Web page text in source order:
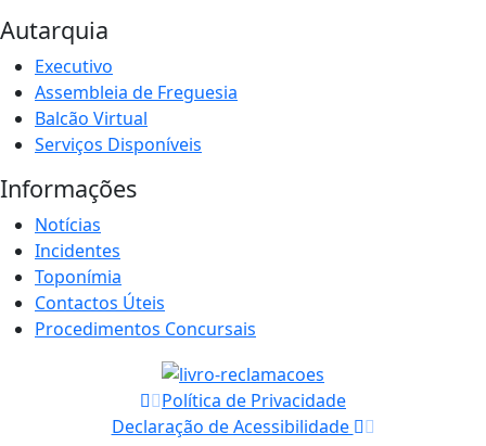
Autarquia
Executivo
Assembleia de Freguesia
Balcão Virtual
Serviços Disponíveis
Informações
Notícias
Incidentes
Toponímia
Contactos Úteis
Procedimentos Concursais
Política de Privacidade
Declaração de Acessibilidade